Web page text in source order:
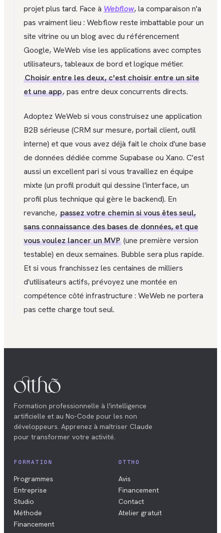
projet plus tard. Face à Webflow, la comparaison n'a
pas vraiment lieu : Webflow reste imbattable pour un
site vitrine ou un blog avec du référencement
Google, WeWeb vise les applications avec comptes
utilisateurs, tableaux de bord et logique métier.
Choisir entre les deux, c'est choisir entre un site
et une app, pas entre deux concurrents directs.
Adoptez WeWeb si vous construisez une application
B2B sérieuse (CRM sur mesure, portail client, outil
interne) et que vous avez déjà fait le choix d'une base
de données dédiée comme Supabase ou Xano. C'est
aussi un excellent pari si vous travaillez en équipe
mixte (un profil produit qui dessine l'interface, un
profil plus technique qui gère le backend). En
revanche, passez votre chemin si vous êtes seul,
sans connaissance des bases de données, et que
vous voulez lancer un MVP (une première version
testable) en deux semaines. Bubble sera plus rapide.
Et si vous franchissez les centaines de milliers
d'utilisateurs actifs, prévoyez une montée en
compétence côté infrastructure : WeWeb ne portera
pas cette charge tout seul.
Formation professionnelle à l'intelligence
artificielle et au No-Code pour les non
développeurs. Apprenez à maîtriser Claude
pour transformer votre activité.
FORMATION
Programmes
Entreprise
Studio
Méthode
Financement
OTTHO
Avis
Financement
Contact
Atelier gratuit